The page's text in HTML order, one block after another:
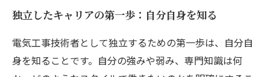
独立したキャリアの第一歩：自分自身を知る
電気工事技術者として独立するための第一歩は、自分自
身を知ることです。自分の強みや弱み、専門知識は何